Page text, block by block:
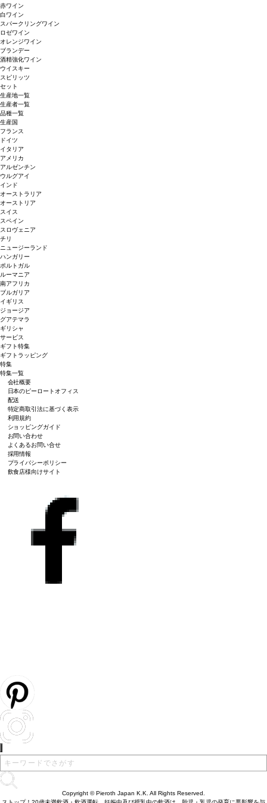
赤ワイン
白ワイン
スパークリングワイン
ロゼワイン
オレンジワイン
ブランデー
酒精強化ワイン
ウイスキー
スピリッツ
セット
生産地一覧
生産者一覧
品種一覧
生産国
フランス
ドイツ
イタリア
アメリカ
アルゼンチン
ウルグアイ
インド
オーストラリア
オーストリア
スイス
スペイン
スロヴェニア
チリ
ニュージーランド
ハンガリー
ポルトガル
ルーマニア
南アフリカ
ブルガリア
イギリス
ジョージア
グアテマラ
ギリシャ
サービス
ギフト特集
ギフトラッピング
特集
特集一覧
会社概要
日本のピーロートオフィス
配送
特定商取引法に基づく表示
利用規約
ショッピングガイド
お問い合わせ
よくあるお問い合せ
採用情報
プライバシーポリシー
飲食店様向けサイト
Copyright © Pieroth Japan K.K. All Rights Reserved.